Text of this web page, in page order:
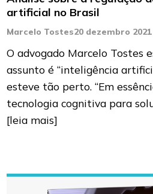
artificial no Brasil
Marcelo Tostes20 dezembro 2021
O advogado Marcelo Tostes
assunto é “inteligência
esteve tão perto. “Em
tecnologia cognitiva para
[leia mais]